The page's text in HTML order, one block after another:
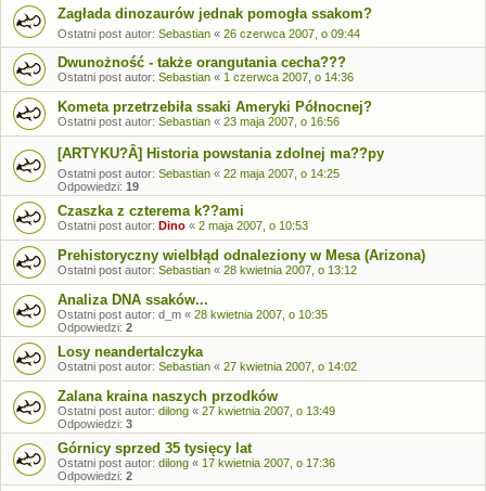
Zagłada dinozaurów jednak pomogła ssakom?
Ostatni post autor: Sebastian « 26 czerwca 2007, o 09:44
Dwunożność - także orangutania cecha???
Ostatni post autor: Sebastian « 1 czerwca 2007, o 14:36
Kometa przetrzebiła ssaki Ameryki Północnej?
Ostatni post autor: Sebastian « 23 maja 2007, o 16:56
[ARTYKU?Â] Historia powstania zdolnej ma??py
Ostatni post autor: Sebastian « 22 maja 2007, o 14:25
Odpowiedzi: 19
Czaszka z czterema k??ami
Ostatni post autor: Dino « 2 maja 2007, o 10:53
Prehistoryczny wielbłąd odnaleziony w Mesa (Arizona)
Ostatni post autor: Sebastian « 28 kwietnia 2007, o 13:12
Analiza DNA ssaków...
Ostatni post autor: d_m « 28 kwietnia 2007, o 10:35
Odpowiedzi: 2
Losy neandertalczyka
Ostatni post autor: Sebastian « 27 kwietnia 2007, o 14:02
Zalana kraina naszych przodków
Ostatni post autor: dilong « 27 kwietnia 2007, o 13:49
Odpowiedzi: 3
Górnicy sprzed 35 tysięcy lat
Ostatni post autor: dilong « 17 kwietnia 2007, o 17:36
Odpowiedzi: 2